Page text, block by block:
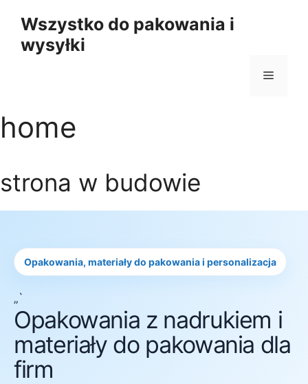
treści
Wszystko do pakowania i
wysyłki
Menu
home
strona w budowie
Opakowania, materiały do pakowania i personalizacja
„`
Opakowania z nadrukiem i
materiały do pakowania dla
firm